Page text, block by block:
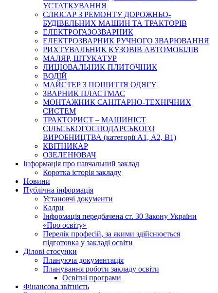
УСТАТКУВАННЯ
СЛЮСАР З РЕМОНТУ ДОРОЖНЬО-
БУДІВЕЛЬНИХ МАШИН ТА ТРАКТОРІВ
ЕЛЕКТРОГАЗОЗВАРНИК
ЕЛЕКТРОЗВАРНИК РУЧНОГО ЗВАРЮВАННЯ
РИХТУВАЛЬНИК КУЗОВІВ АВТОМОБІЛІВ
МАЛЯР, ШТУКАТУР
ЛИЦЮВАЛЬНИК-ПЛИТОЧНИК
ВОДІЙ
МАЙСТЕР З ПОШИТТЯ ОДЯГУ
ЗВАРНИК ПЛАСТМАС
МОНТАЖНИК САНІТАРНО-ТЕХНІЧНИХ
СИСТЕМ
ТРАКТОРИСТ – МАШИНІСТ
СІЛЬСЬКОГОСПОДАРСЬКОГО
ВИРОБНИЦТВА (категорії А1, А2, В1)
КВІТНИКАР
ОЗЕЛЕНЮВАЧ
Інформація про навчальний заклад
Коротка історія закладу
Новини
Публічна інформація
Установчі документи
Кадри
Інформація передбачена ст. 30 Закону України
«Про освіту»
Перелік професій, за якими здійснюється
підготовка у закладі освіти
Ділові стосунки
Плануюча документація
Планування роботи закладу освіти
Освітні програми
Фінансова звітність